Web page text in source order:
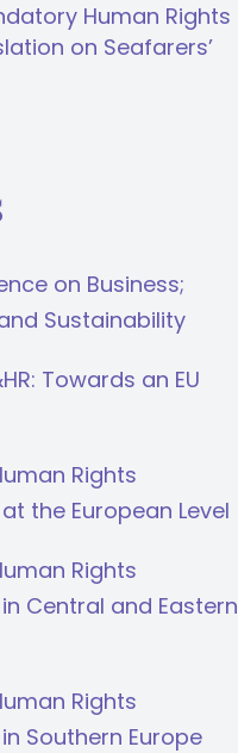
Human Rights
on Seafarers’
on Business;
Sustainability
Towards an EU
Rights
the European Level
Rights
Central and Eastern
Rights
Southern Europe